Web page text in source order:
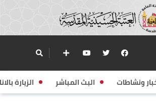
ونشاطات البث المباشر الزيارة